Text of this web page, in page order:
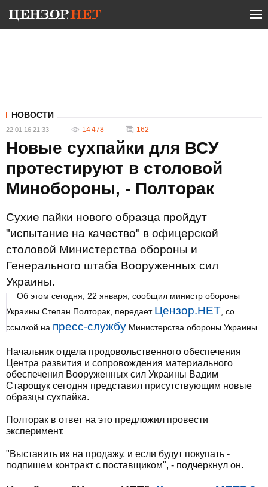
НОВОСТИ
22.01.16 21:33 14 478 162
Новые сухпайки для ВСУ
протестируют в столовой
Минобороны, - Полторак
Сухие пайки нового образца пройдут
"испытание на качество" в офицерской
столовой Министерства обороны и
Генерального штаба Вооруженных сил
Украины.
Об этом сегодня, 22 января, сообщил министр обороны
Украины Степан Полторак, передает Цензор.НЕТ , со
ссылкой на пресс-службу Министерства обороны Украины.
Начальник отдела продовольственного обеспечения
Центра развития и сопровождения материального
обеспечения Вооруженных сил Украины Вадим
Старощук сегодня представил присутствующим новые
образцы сухпайка.
Полторак в ответ на это предложил провести
эксперимент.
"Выставить их на продажу, и если будут покупать -
подпишем контракт с поставщиком", - подчеркнул он.